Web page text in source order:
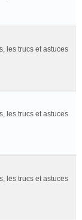
les trucs et astuces
les trucs et astuces
les trucs et astuces